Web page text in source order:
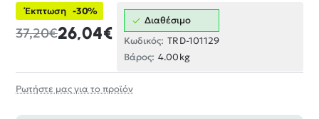
Έκπτωση -30%
26,04€
37,20€
Διαθέσιμο
Κωδικός: TRD-101129
Βάρος: 4.00kg
Ρωτήστε μας για το προϊόν